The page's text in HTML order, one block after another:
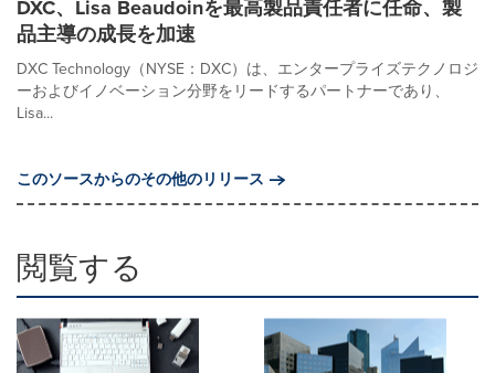
DXC、Lisa Beaudoinを最高製品責任者に任命、製
品主導の成長を加速
DXC Technology（NYSE：DXC）は、エンタープライズテクノロジ
ーおよびイノベーション分野をリードするパートナーであり、
Lisa...
このソースからのその他のリリース
閲覧する